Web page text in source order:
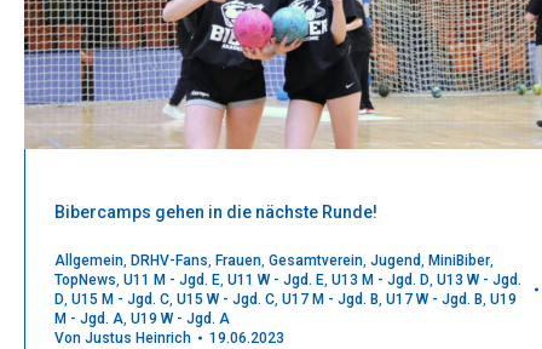
Bibercamps gehen in die nächste Runde!
Allgemein, DRHV-Fans, Frauen, Gesamtverein, Jugend, MiniBiber,
TopNews, U11 M - Jgd. E, U11 W - Jgd. E, U13 M - Jgd. D, U13 W - Jgd.
D, U15 M - Jgd. C, U15 W - Jgd. C, U17 M - Jgd. B, U17 W - Jgd. B, U19
M - Jgd. A, U19 W - Jgd. A
Von Justus Heinrich 19.06.2023